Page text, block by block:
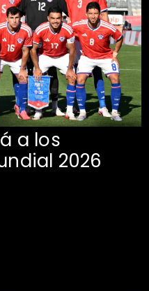
a los
2026